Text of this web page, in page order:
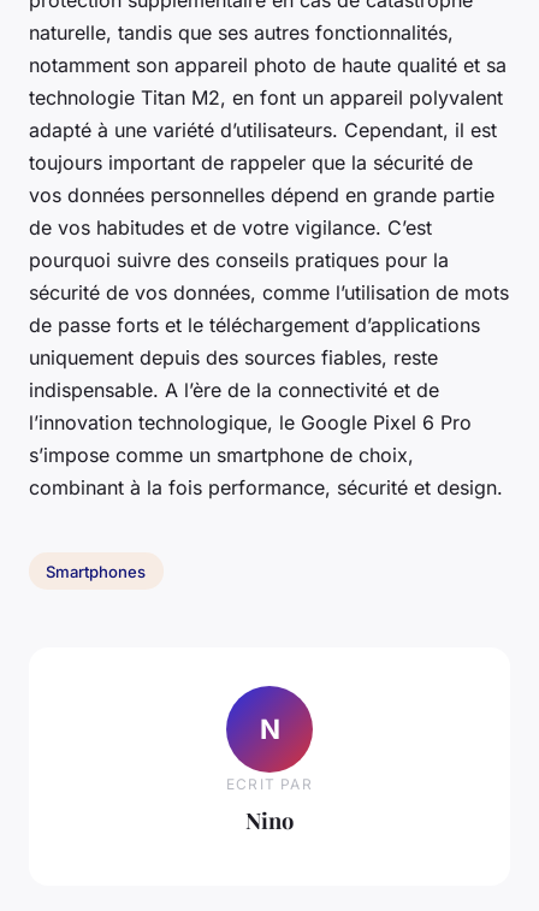
naturelle, tandis que ses autres fonctionnalités,
notamment son appareil photo de haute qualité et sa
technologie Titan M2, en font un appareil polyvalent
adapté à une variété d’utilisateurs. Cependant, il est
toujours important de rappeler que la sécurité de
vos données personnelles dépend en grande partie
de vos habitudes et de votre vigilance. C’est
pourquoi suivre des conseils pratiques pour la
sécurité de vos données, comme l’utilisation de mots
de passe forts et le téléchargement d’applications
uniquement depuis des sources fiables, reste
indispensable. A l’ère de la connectivité et de
l’innovation technologique, le Google Pixel 6 Pro
s’impose comme un smartphone de choix,
combinant à la fois performance, sécurité et design.
Smartphones
N
ECRIT PAR
Nino